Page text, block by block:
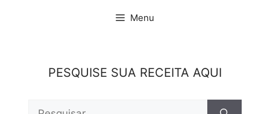
Menu
PESQUISE SUA RECEITA AQUI